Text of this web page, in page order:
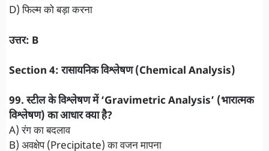
D) फिल्म को बड़ा करना
उत्तर: B
Section 4: रासायनिक विश्लेषण (Chemical Analysis)
99. स्टील के विश्लेषण में ‘Gravimetric Analysis’ (भारात्मक
विश्लेषण) का आधार क्या है?
A) रंग का बदलाव
B) अवक्षेप (Precipitate) का वजन मापना